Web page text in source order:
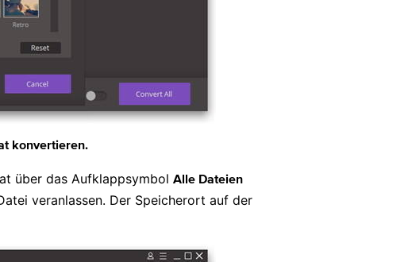
konvertieren.
über das Aufklappsymbol Alle Dateien
veranlassen. Der Speicherort auf der